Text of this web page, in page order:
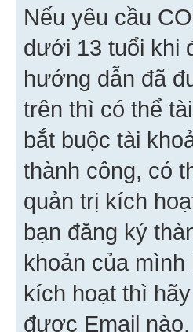
Nếu yêu cầu
dưới 13 tuổi khi
hướng dẫn đã
trên thì có thể
bắt buộc tài
thành công, có
quản trị kích
bạn đăng ký
khoản của
kích hoạt thì
được Email